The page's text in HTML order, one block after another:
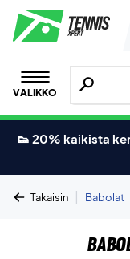
VALIKKO
Hae
👟 20% kaikista
Takaisin | Babolat